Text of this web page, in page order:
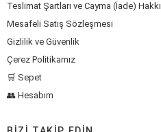
Teslimat Şartları ve Cayma (İade) Hakkı
Mesafeli Satış Sözleşmesi
Gizlilik ve Güvenlik
Çerez Politikamız
🛒 Sepet
👥 Hesabım